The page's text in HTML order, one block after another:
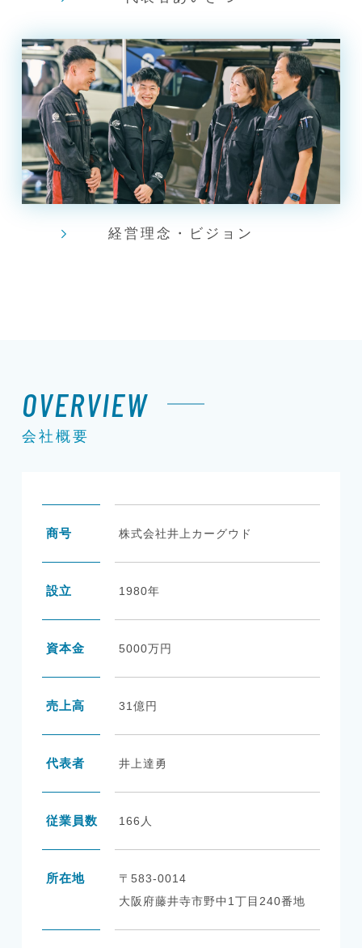
経営理念・ビジョン
OVERVIEW
会社概要
商号 株式会社井上カーグウド
設立 1980年
資本金 5000万円
売上高 31億円
代表者 井上達勇
従業員数 166人
所在地
〒583-0014
大阪府藤井寺市野中1丁目240番地